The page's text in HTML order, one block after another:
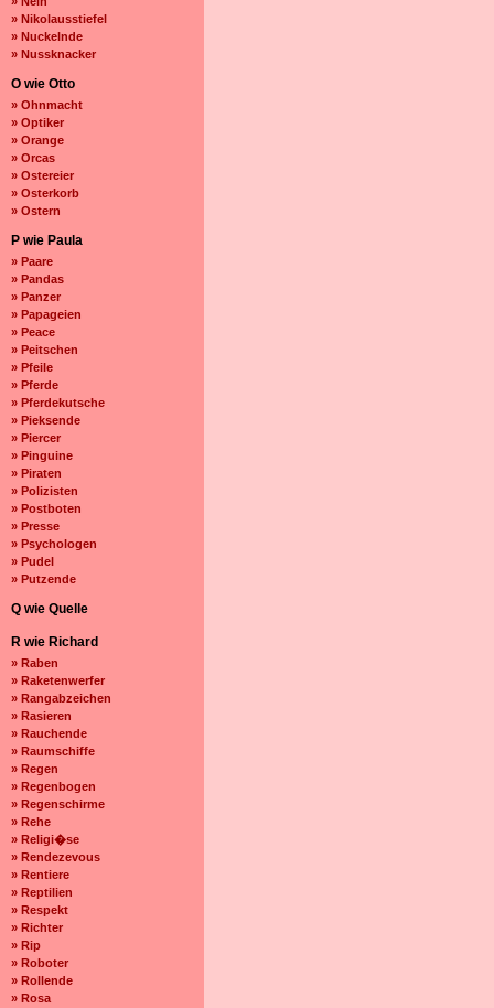
» Nikolausstiefel
» Nuckelnde
» Nussknacker
O wie Otto
» Ohnmacht
» Optiker
» Orange
» Orcas
» Ostereier
» Osterkorb
» Ostern
P wie Paula
» Paare
» Pandas
» Panzer
» Papageien
» Peace
» Peitschen
» Pfeile
» Pferde
» Pferdekutsche
» Pieksende
» Piercer
» Pinguine
» Piraten
» Polizisten
» Postboten
» Presse
» Psychologen
» Pudel
» Putzende
Q wie Quelle
R wie Richard
» Raben
» Raketenwerfer
» Rangabzeichen
» Rasieren
» Rauchende
» Raumschiffe
» Regen
» Regenbogen
» Regenschirme
» Rehe
» Religi�se
» Rendezevous
» Rentiere
» Reptilien
» Respekt
» Richter
» Rip
» Roboter
» Rollende
» Rosa